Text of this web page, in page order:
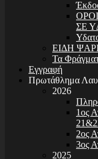
ΣΕ
ΕΙΔΗ
Τα
Εγγραφή
Πρωτάθλημα
2026
1ος
2ος
3ος
2025